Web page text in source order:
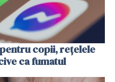
copii, rețelele
ca fumatul